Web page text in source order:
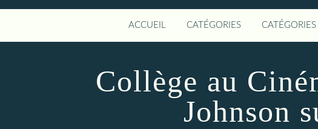
ACCUEIL CATÉGORIES
Collège au
Johnson